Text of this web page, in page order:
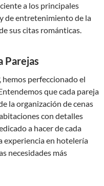
a los principales
de entretenimiento de la
sus citas románticas.
Parejas
perfeccionado el
que cada pareja
la organización de cenas
con detalles
a hacer de cada
experiencia en hotelería
necesidades más